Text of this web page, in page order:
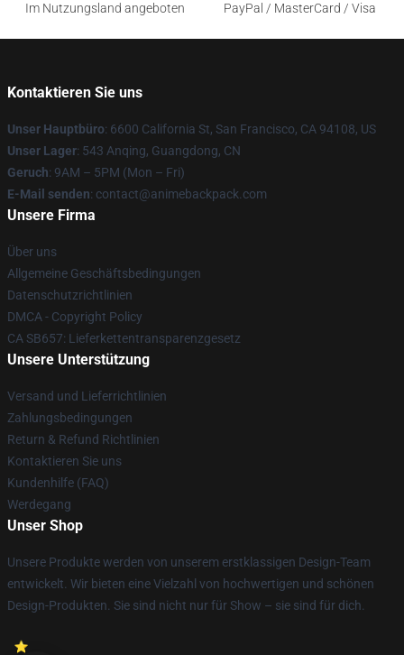
Im Nutzungsland angeboten
PayPal / MasterCard / Visa
Kontaktieren Sie uns
Unser Hauptbüro: 6600 California St, San Francisco, CA 94108, US
Unser Lager: 543 Anqing, Guangdong, CN
Geruch: 9AM – 5PM (Mon – Fri)
E-Mail senden: contact@animebackpack.com
Unsere Firma
Über uns
Allgemeine Geschäftsbedingungen
Datenschutzrichtlinien
DMCA - Copyright Policy
CA SB657: Lieferkettentransparenzgesetz
Unsere Unterstützung
Versand und Lieferrichtlinien
Zahlungsbedingungen
Return & Refund Richtlinien
Kontaktieren Sie uns
Kundenhilfe (FAQ)
Werdegang
Unser Shop
Unsere Produkte werden von unserem erstklassigen Design-Team
entwickelt. Wir bieten eine Vielzahl von hochwertigen und schönen
Design-Produkten. Sie sind nicht nur für Show – sie sind für dich.